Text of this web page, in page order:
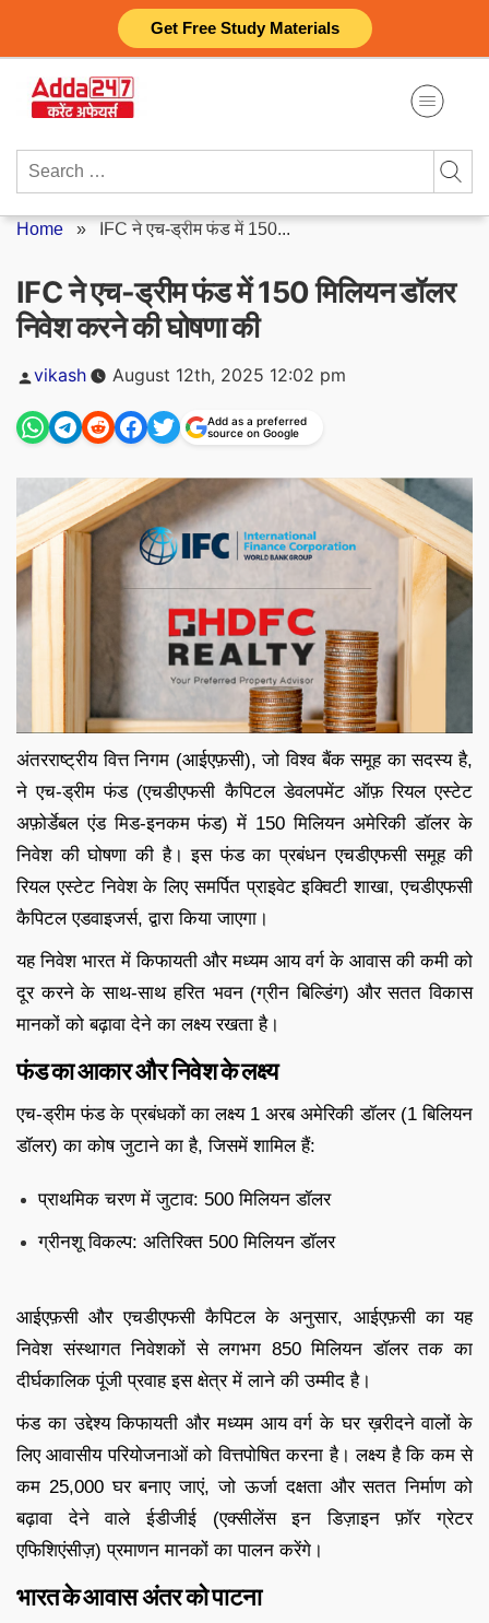
Get Free Study Materials
content
Search
Home » IFC ने एच-ड्रीम फंड में 150...
IFC ने एच-ड्रीम फंड में 150 मिलियन डॉलर
निवेश करने की घोषणा की
Posted
vikash August 12th, 2025 12:02 pm
Add as a preferred
source on Google
अंतरराष्ट्रीय वित्त निगम (आईएफ़सी), जो विश्व बैंक समूह का सदस्य है,
ने एच-ड्रीम फंड (एचडीएफसी कैपिटल डेवलपमेंट ऑफ़ रियल एस्टेट
अफ़ोर्डेबल एंड मिड-इनकम फंड) में 150 मिलियन अमेरिकी डॉलर के
निवेश की घोषणा की है। इस फंड का प्रबंधन एचडीएफसी समूह की
रियल एस्टेट निवेश के लिए समर्पित प्राइवेट इक्विटी शाखा, एचडीएफसी
कैपिटल एडवाइजर्स, द्वारा किया जाएगा।
यह निवेश भारत में किफायती और मध्यम आय वर्ग के आवास की कमी को
दूर करने के साथ-साथ हरित भवन (ग्रीन बिल्डिंग) और सतत विकास
मानकों को बढ़ावा देने का लक्ष्य रखता है।
फंड का आकार और निवेश के लक्ष्य
एच-ड्रीम फंड के प्रबंधकों का लक्ष्य 1 अरब अमेरिकी डॉलर (1 बिलियन
डॉलर) का कोष जुटाने का है, जिसमें शामिल हैं:
प्राथमिक चरण में जुटाव: 500 मिलियन डॉलर
ग्रीनशू विकल्प: अतिरिक्त 500 मिलियन डॉलर
आईएफ़सी और एचडीएफसी कैपिटल के अनुसार, आईएफ़सी का यह
निवेश संस्थागत निवेशकों से लगभग 850 मिलियन डॉलर तक का
दीर्घकालिक पूंजी प्रवाह इस क्षेत्र में लाने की उम्मीद है।
फंड का उद्देश्य किफायती और मध्यम आय वर्ग के घर ख़रीदने वालों के
लिए आवासीय परियोजनाओं को वित्तपोषित करना है। लक्ष्य है कि कम से
कम 25,000 घर बनाए जाएं, जो ऊर्जा दक्षता और सतत निर्माण को
बढ़ावा देने वाले ईडीजीई (एक्सीलेंस इन डिज़ाइन फ़ॉर ग्रेटर
एफिशिएंसीज़) प्रमाणन मानकों का पालन करेंगे।
भारत के आवास अंतर को पाटना